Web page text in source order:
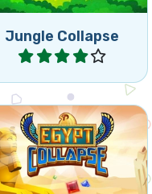
Jungle Collapse
Jugar
Retira todas las joyas
colapsando las joyas.